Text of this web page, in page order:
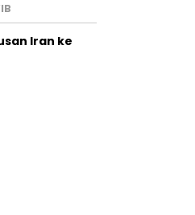
Iran ke